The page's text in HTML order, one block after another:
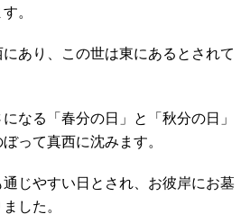
。
あり、この世は東にあるとされて
なる「春分の日」と「秋分の日」
って真西に沈みます。
じやすい日とされ、お彼岸にお墓
した。